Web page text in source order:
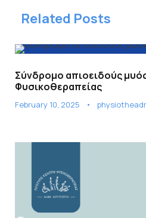
Related Posts
Σύνδρομο απιοειδούς
Φυσικοθεραπείας
February 10, 2025 •